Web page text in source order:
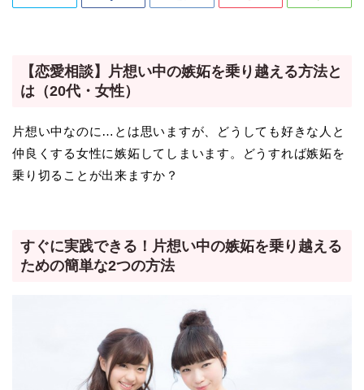
【恋愛相談】片想い中の嫉妬を乗り越える方法と
は（20代・女性）
片想い中なのに…とは思いますが、どうしても好きな人と
仲良くする女性に嫉妬してしまいます。どうすれば嫉妬を
乗り切ることが出来ますか？
すぐに実践できる！片想い中の嫉妬を乗り越える
ための簡単な2つの方法